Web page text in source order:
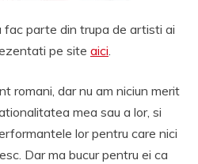
fac parte din trupa de artisti ai
pe site aici.
romani, dar nu am niciun merit
mea sau a lor, si
lor pentru care nici
Dar ma bucur pentru ei ca